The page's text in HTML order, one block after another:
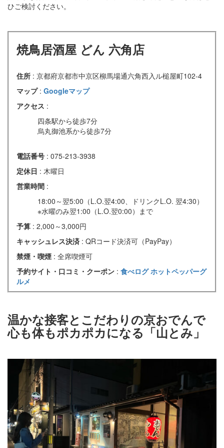
ひご検討ください。
焼鳥居酒屋 どん 六角店
住所 : 京都府京都市中京区柳馬場通六角西入ル槌屋町102-4
マップ : Googleマップ
アクセス :
四条駅から徒歩7分
烏丸御池系から徒歩7分
電話番号 : 075-213-3938
定休日 : 木曜日
営業時間 :
18:00～翌5:00（L.O.翌4:00、ドリンクL.O. 翌4:30）
※水曜のみ翌1:00（L.O.翌0:00）まで
予算 : 2,000～3,000円
キャッシュレス決済 : QRコード決済可（PayPay）
禁煙・喫煙 : 全席喫煙可
予約サイト・口コミ・クーポン : 食べログホットペッパーグ
ルメ
温かな接客とこだわりの京おでんで
心も体もポカポカになる「山とみ」